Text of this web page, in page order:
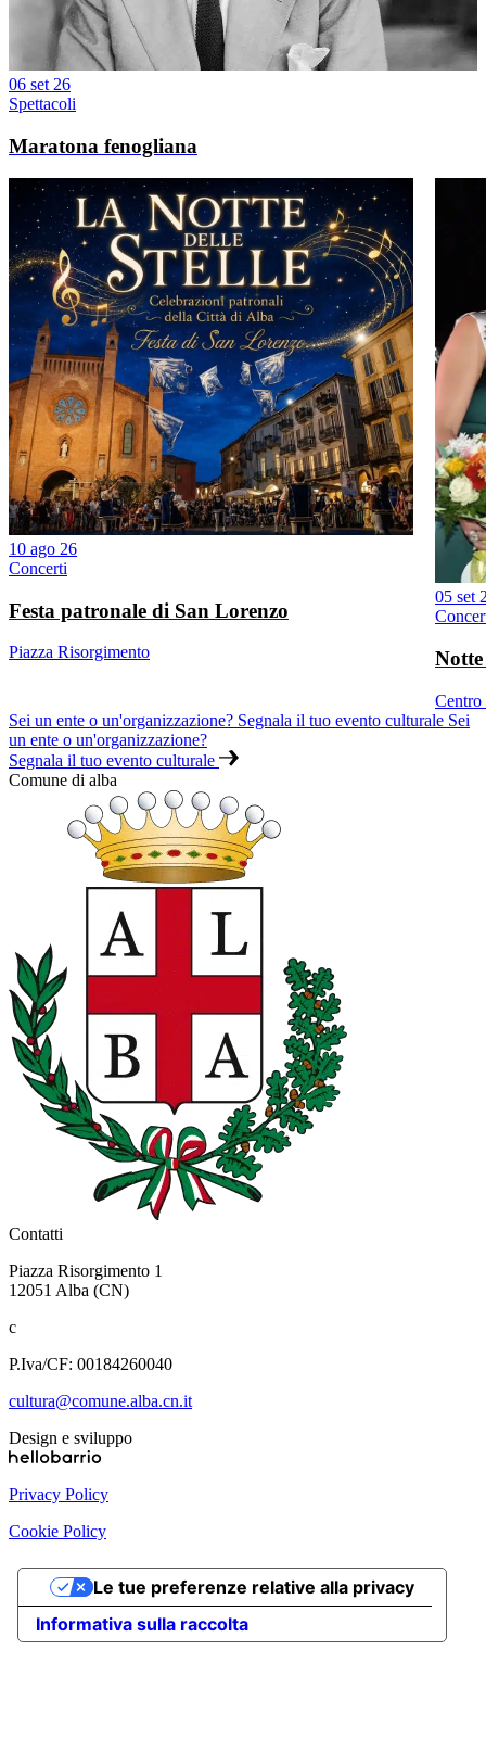
06 set 26
Spettacoli
Maratona fenogliana
10 ago 26
Concerti
Festa patronale di San Lorenzo
Piazza Risorgimento
05 set
Centro
Sei un ente o un'organizzazione? Segnala il tuo evento culturale Sei
un ente o un'organizzazione?
Segnala il tuo evento culturale
Comune di alba
Contatti
Piazza Risorgimento 1
12051 Alba (CN)
c
P.Iva/CF: 00184260040
cultura@comune.alba.cn.it
Design e sviluppo
Privacy Policy
Cookie Policy
Informativa sulla raccolta
Le tue preferenze relative alla privacy